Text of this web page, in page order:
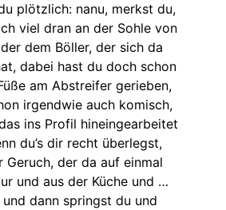
plötzlich: nanu, merkst du,
viel dran an der Sohle von
dem Böller, der sich da
dabei hast du doch schon
am Abstreifer gerieben,
irgendwie auch komisch,
ins Profil hineingearbeitet
du’s dir recht überlegst,
Geruch, der da auf einmal
und aus der Küche und …
und dann springst du und